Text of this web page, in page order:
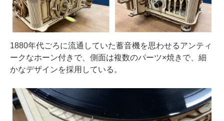
1880年代ごろに流通していた蓄音機を思わせるアンティ
ークなホーン付きで、側面は複数のパーツ×焼きで、細
かなデザインを採用している。